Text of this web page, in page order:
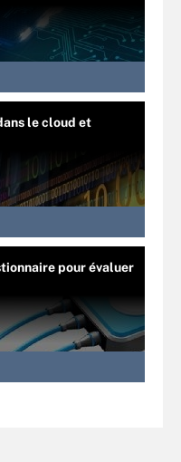
le cloud et
pour évaluer